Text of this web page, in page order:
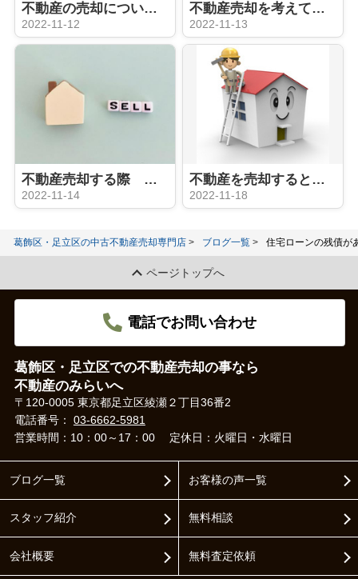
不動産の売却について ローン残債がある場合の注意点
2022-11-12
不動産売却を考えている方向け！初歩編
2022-11-13
不動産売却する際 買取と仲介の違いは？メリット、デメリットは？
2022-11-14
不動産を売却するときリフォームは必要？
2022-11-18
葛飾区・足立区の中古不動産売却専門店 ブログ一覧 住宅ローンの残債が
ページトップへ
電話でお問い合わせ
葛飾区・足立区での不動産売却の事なら
不動産のみらいへ
〒120-0005 東京都足立区綾瀬２丁目36番2
電話番号： 03-6662-5981
営業時間：10：00～17：00
定休日：火曜日・水曜日
ブログ一覧
スタッフ紹介
会社概要
お客様の声一覧
無料相談
無料査定依頼